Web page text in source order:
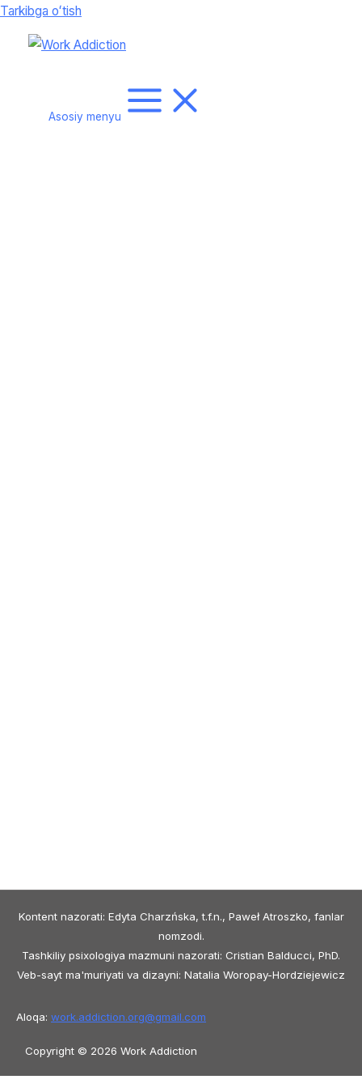
Tarkibga oʻtish
Asosiy menyu
Kontent nazorati: Edyta Charzńska, t.f.n., Paweł Atroszko, fanlar
nomzodi.
Tashkiliy psixologiya mazmuni nazorati: Cristian Balducci, PhD.
Veb-sayt ma'muriyati va dizayni: Natalia Woropay-Hordziejewicz
Aloqa: work.addiction.org@gmail.com
Copyright © 2026 Work Addiction